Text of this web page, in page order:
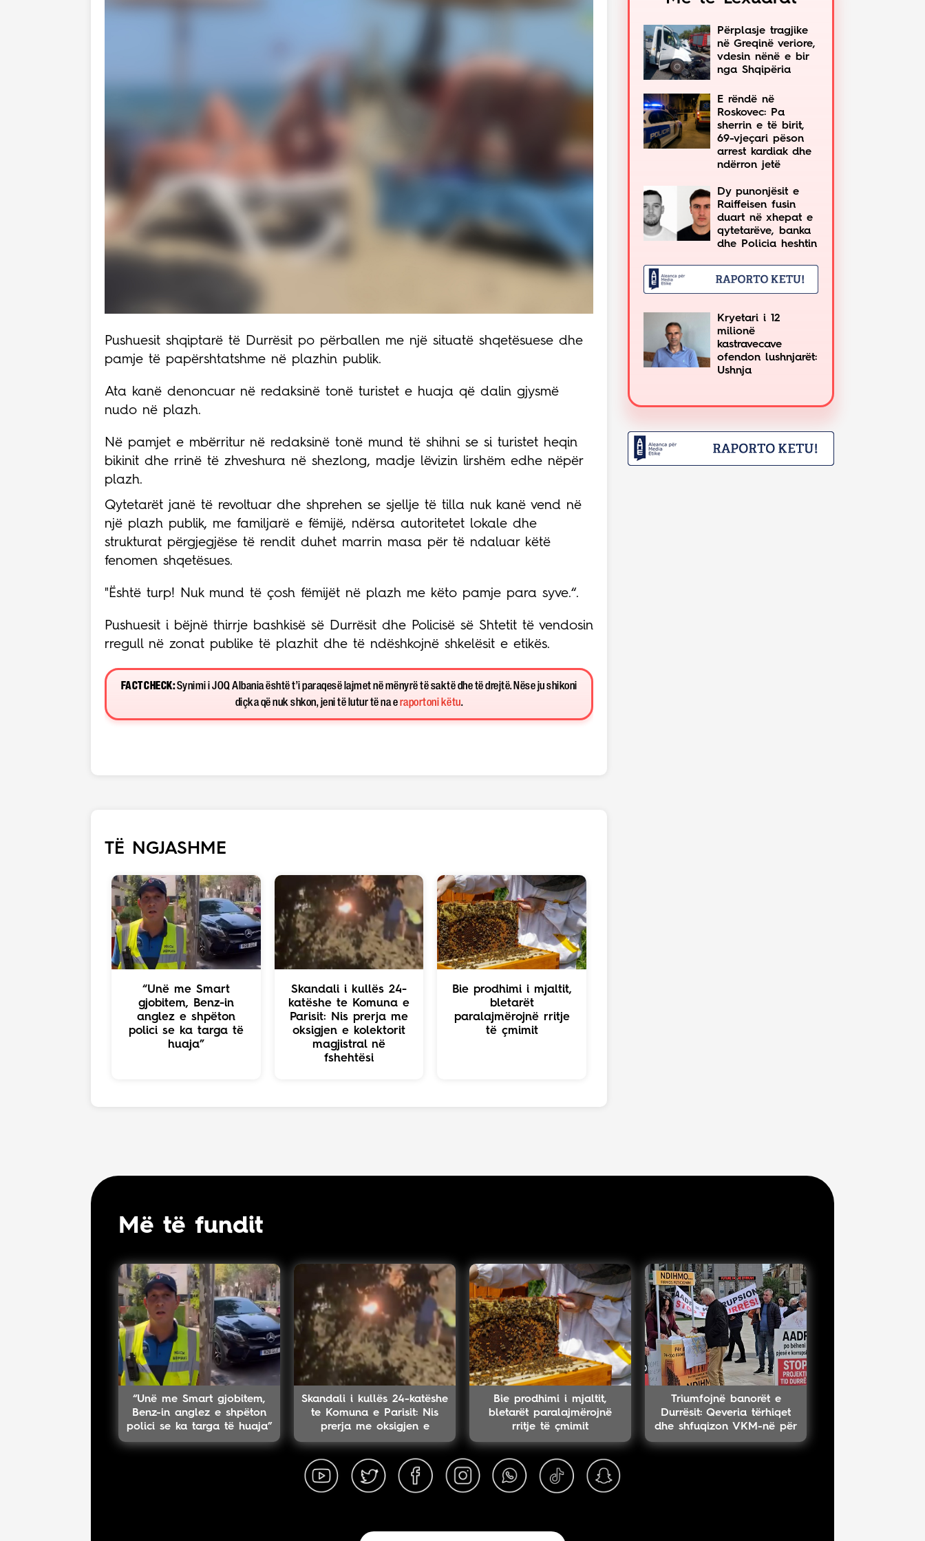
Pushuesit shqiptarë të Durrësit po përballen me një situatë shqetësuese dhe
pamje të papërshtatshme në plazhin publik.
Ata kanë denoncuar në redaksinë tonë turistet e huaja që dalin gjysmë
nudo në plazh.
Në pamjet e mbërritur në redaksinë tonë mund të shihni se si turistet heqin
bikinit dhe rrinë të zhveshura në shezlong, madje lëvizin lirshëm edhe nëpër
plazh.
Qytetarët janë të revoltuar dhe shprehen se sjellje të tilla nuk kanë vend në
një plazh publik, me familjarë e fëmijë, ndërsa autoritetet lokale dhe
strukturat përgjegjëse të rendit duhet marrin masa për të ndaluar këtë
fenomen shqetësues.
"Është turp! Nuk mund të çosh fëmijët në plazh me këto pamje para syve.“.
Pushuesit i bëjnë thirrje bashkisë së Durrësit dhe Policisë së Shtetit të vendosin
rregull në zonat publike të plazhit dhe të ndëshkojnë shkelësit e etikës.
FACT CHECK:Synimi i JOQ Albania është t’i paraqesë lajmet në mënyrë të saktë dhe të drejtë. Nëse ju shikoni
diçka që nuk shkon, jeni të lutur të na e raportoni këtu.
TË NGJASHME
“Unë me Smart
gjobitem, Benz-in
anglez e shpëton
polici se ka targa të
huaja”
Skandali i kullës 24-
katëshe te Komuna e
Parisit: Nis prerja me
oksigjen e kolektorit
magjistral në
fshehtësi
Bie prodhimi i mjaltit,
bletarët
paralajmërojnë rritje
të çmimit
Përplasje tragjike
në Greqinë veriore,
vdesin nënë e bir
nga Shqipëria
E rëndë në
Roskovec: Pa
sherrin e të birit,
69-vjeçari pëson
arrest kardiak dhe
ndërron jetë
Dy punonjësit e
Raiffeisen fusin
duart në xhepat e
qytetarëve, banka
dhe Policia heshtin
Kryetari i 12
milionë
kastravecave
ofendon lushnjarët:
Ushnja
Më të fundit
“Unë me Smart gjobitem,
Benz-in anglez e shpëton
polici se ka targa të huaja”
Skandali i kullës 24-katëshe
te Komuna e Parisit: Nis
prerja me oksigjen e
kolektorit magjistral në
Bie prodhimi i mjaltit,
bletarët paralajmërojnë
rritje të çmimit
Triumfojnë banorët e
Durrësit: Qeveria tërhiqet
dhe shfuqizon VKM-në për
projektin TID